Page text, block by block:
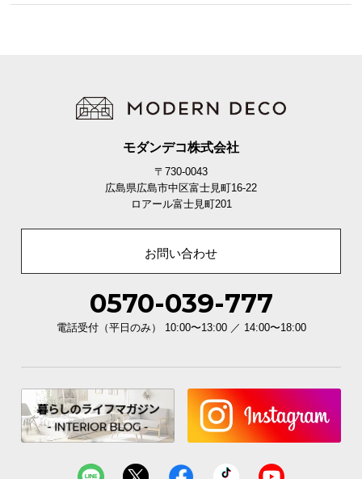
引き出しの内寸
横幅 奥行き
約42.1㎝
約33.1㎝
下1段 約15.7㎝
スライドレールで開閉なめらか
たくさん収納すると重くなってしまいがちな引き出
モダンデコ株式会社
〒730-0043
広島県広島市中区富士見町16-22
ロアール富士見町201
お問い合わせ
0570-039-777
電話受付（平日のみ） 10:00〜13:00 ／ 14:00〜18:00